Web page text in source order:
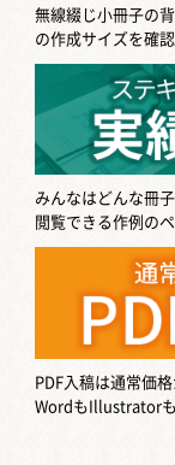
無線綴じ小冊子の
の作成サイズを確
みんなはどんな冊
閲覧できる作例の
PDF入稿は通常価格
WordもIllustratorも